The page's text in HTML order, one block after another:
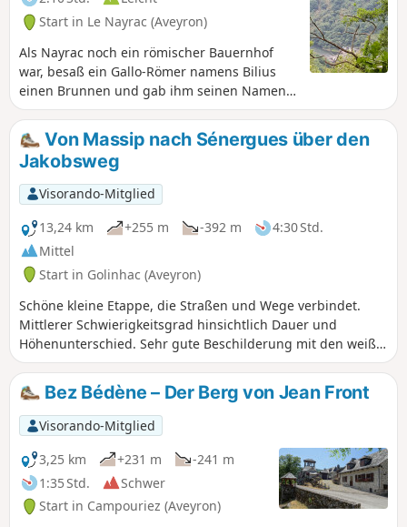
Straßen sind nicht sehr stark frequentiert. Die
Jagdaktivitäten sind in den betroffenen Gebieten
ausgeschildert.
Start in Le Nayrac (Aveyron)
Als Nayrac noch ein römischer Bauernhof
war, besaß ein Gallo-Römer namens Bilius
einen Brunnen und gab ihm seinen Namen:
Fond-Bilius, heute bekannt als Fombillou.
Diese Geschichte ist nur der Anfang der
Legende. Auf diesem Wanderweg zu
wandern bedeutet, in die Vergangenheit zu
reisen ... und sich an die Mythen und
Legenden von einst zu erinnern. Der Weg ist
bei Treibjagden gesperrt.
Von Massip nach Sénergues über den
Jakobsweg
Visorando-Mitglied
13,24 km
+255 m -392 m
4:30 Std.
Mittel
Start in Golinhac (Aveyron)
Schöne kleine Etappe, die Straßen und Wege verbindet.
Mittlerer Schwierigkeitsgrad hinsichtlich Dauer und
Höhenunterschied. Sehr gute Beschilderung mit den weiß-
roten Markierungen des GR®65. Nutzen Sie die
Durchquerung der Dörfer, um die Kirchen zu besichtigen
und sich gegebenenfalls an den Brunnen mit Wasser zu
versorgen.
Bez Bédène – Der Berg von Jean Front
Visorando-Mitglied
3,25 km
+231 m
-241 m
1:35 Std.
Schwer
Start in Campouriez (Aveyron)